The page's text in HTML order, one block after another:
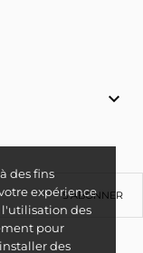
des fins
expérience
des
pour
des

S’ABONNER